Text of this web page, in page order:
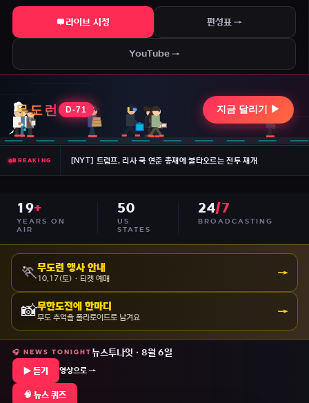
라이브 시청 편성표 →
YouTube →
BREAKING
[NYT] 이란인들은 이란 전쟁이 장기화되면서 트럼프의 약속이 물거품이
[CBS] 트럼프는 대법원 판결 이후 연준의 리사 쿡을 해고하기 위해 새로
[NPR] 또 다른 법원은 백악관 연회장 업무를 차단하고 대법원 검토를 시
[NYT] 트럼프, 리사 쿡 연준 총재에 불타오르는 전투 재개
[CBS] 상원은 린지 그레이엄(Lindsey Graham)이 옹호한 오랫동안 정
[NYT] 이란인들은 이란 전쟁이 장기화되면서 트럼프의 약속이 물거품이
[CBS] 트럼프는 대법원 판결 이후 연준의 리사 쿡을 해고하기 위해 새로
[NPR] 또 다른 법원은 백악관 연회장 업무를 차단하고 대법원 검토를 시
[ABC] 태국 학교 총격범, 조부모·교사 3명 살해한 뒤 스스로 총격
19+
YEARS ON
AIR
50
US
STATES
24/7
BROADCASTING
🏃무도런 행사 안내
10.17(토) · 티켓 예매 →
📸무한도전에 한마디
무도 추억을 폴라로이드로 남겨요 →
🎧 NEWS TONIGHT 뉴스투나잇 · 8월 6일
▶ 듣기 영상으로 →
🧠 뉴스 퀴즈